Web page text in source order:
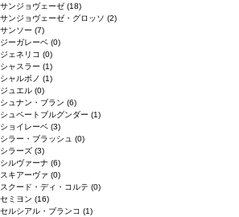
サンジョヴェーゼ (18)
サンジョヴェーゼ・グロッソ (2)
サンソー (7)
ジーガレーベ (0)
ジェネリコ (0)
シャスラー (1)
シャルボノ (1)
ジュエル (0)
シュナン・ブラン (6)
シュペートブルグンダー (1)
ショイレーベ (3)
シラー・ブラッシュ (0)
シラーズ (3)
シルヴァーナ (6)
スキアーヴァ (0)
スクード・ディ・コルテ (0)
セミヨン (16)
セルシアル・ブランコ (1)